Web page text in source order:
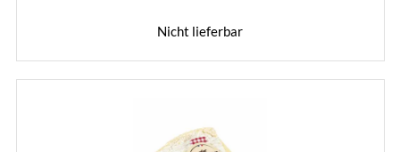
Nicht lieferbar